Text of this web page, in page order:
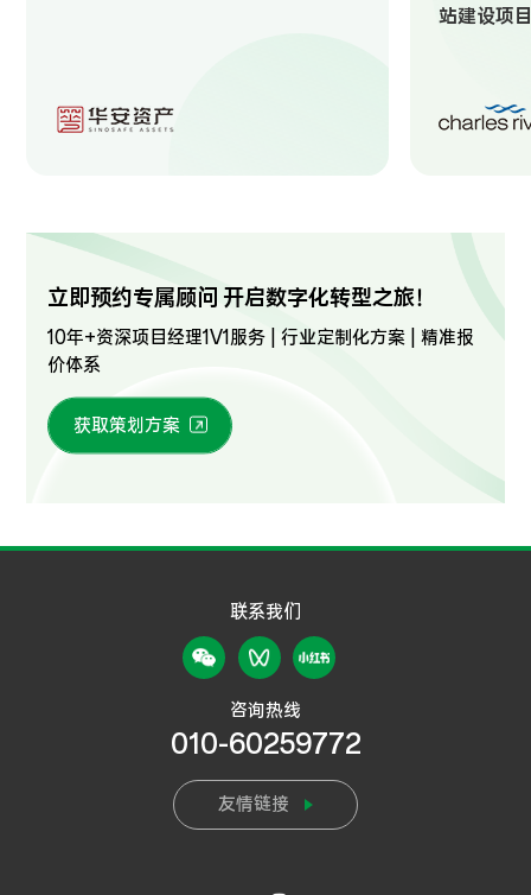
站建设项
立即预约专属顾问 开启数字化转型之旅！
10年+资深项目经理1V1服务 | 行业定制化方案 | 精准报
价体系
获取策划方案
联系我们
咨询热线
010-60259772
友情链接